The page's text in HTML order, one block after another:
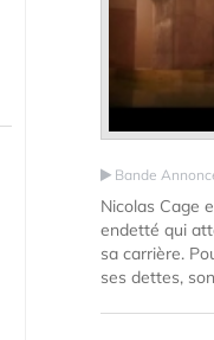
Bande
Nicolas Cage
endetté qui
sa carrière.
ses dettes,